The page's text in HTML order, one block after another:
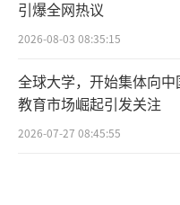
引爆全网热议
2026-08-03 08:35:15
全球大学，开始集体向
教育市场崛起引发关注
2026-07-27 08:45:55